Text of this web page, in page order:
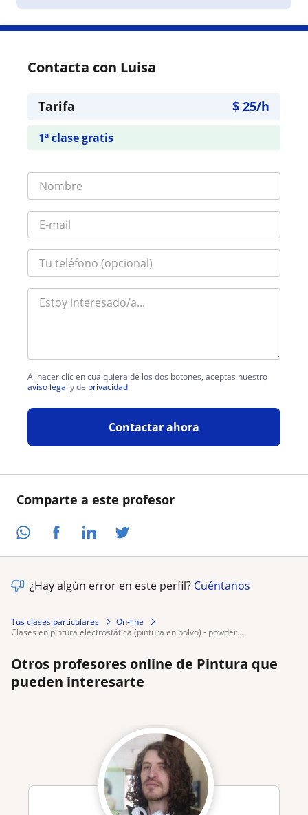
Comparte a este profesor
Contacta con Luisa
Tarifa $ 25/h
1ª clase gratis
Al hacer clic en cualquiera de los dos botones, aceptas nuestro
aviso legal y de privacidad
Contactar ahora
¿Hay algún error en este perfil? Cuéntanos
Tus clases particulares
On-line
clases en pintura electrostática (pintura en polvo) - powder...
Otros profesores online de Pintura que
pueden interesarte